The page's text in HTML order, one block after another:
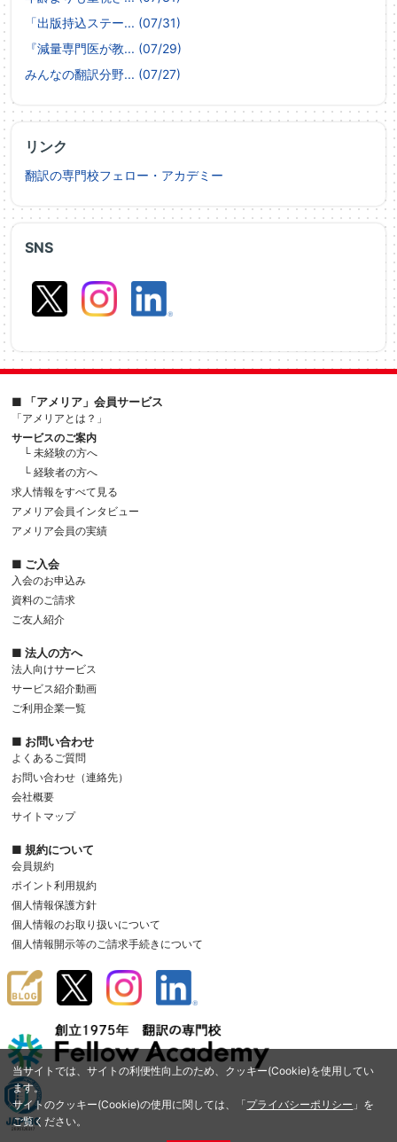
当サイトでは、サイトの利便性向上のため、クッキー(Cookie)を使用してい
ます。
サイトのクッキー(Cookie)の使用に関しては、「プライバシーポリシー 」を
ご覧ください。
SNS
「出版持込ステー... (07/31)
『減量専門医が教... (07/29)
みんなの翻訳分野... (07/27)
リンク
翻訳の専門校フェロー・アカデミー
■ 「アメリア」会員サービス
「アメリアとは？」
サービスのご案内
└ 未経験の方へ
└ 経験者の方へ
求人情報をすべて見る
アメリア会員インタビュー
アメリア会員の実績
■ ご入会
入会のお申込み
資料のご請求
ご友人紹介
■ 法人の方へ
法人向けサービス
サービス紹介動画
ご利用企業一覧
■ お問い合わせ
よくあるご質問
お問い合わせ（連絡先）
会社概要
サイトマップ
■ 規約について
会員規約
ポイント利用規約
個人情報保護方針
個人情報のお取り扱いについて
個人情報開示等のご請求手続きについて